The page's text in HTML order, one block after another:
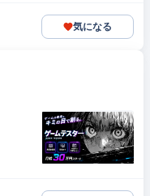
気になる